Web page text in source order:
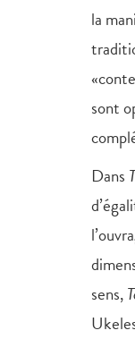
la
sont
Dans
sens,